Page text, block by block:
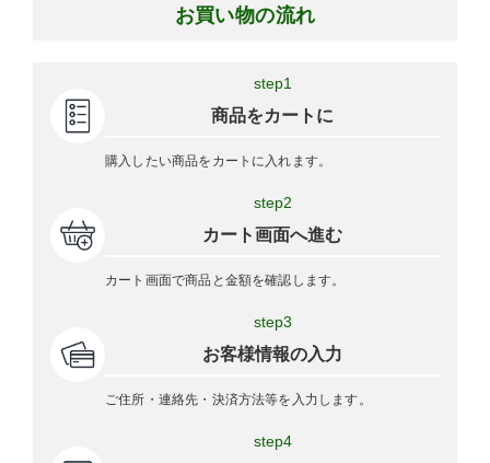
お買い物の流れ
step1
商品をカートに
購入したい商品をカートに入れます。
step2
カート画面へ進む
カート画面で商品と金額を確認します。
step3
お客様情報の入力
ご住所・連絡先・決済方法等を入力します。
step4